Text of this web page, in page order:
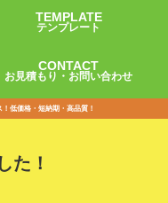
TEMPLATE
テンプレート
CONTACT
お見積もり・お問い合わせ
低価格・短納期・高品質！
た！